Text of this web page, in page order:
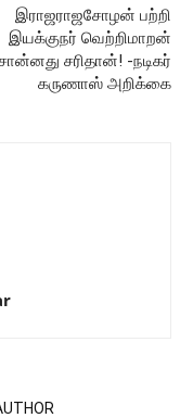
இராஜராஜசோழன் பற்றி
இயக்குநர் வெற்றிமாறன்
சரிதான்! -நடிகர்
கருணாஸ் அறிக்கை